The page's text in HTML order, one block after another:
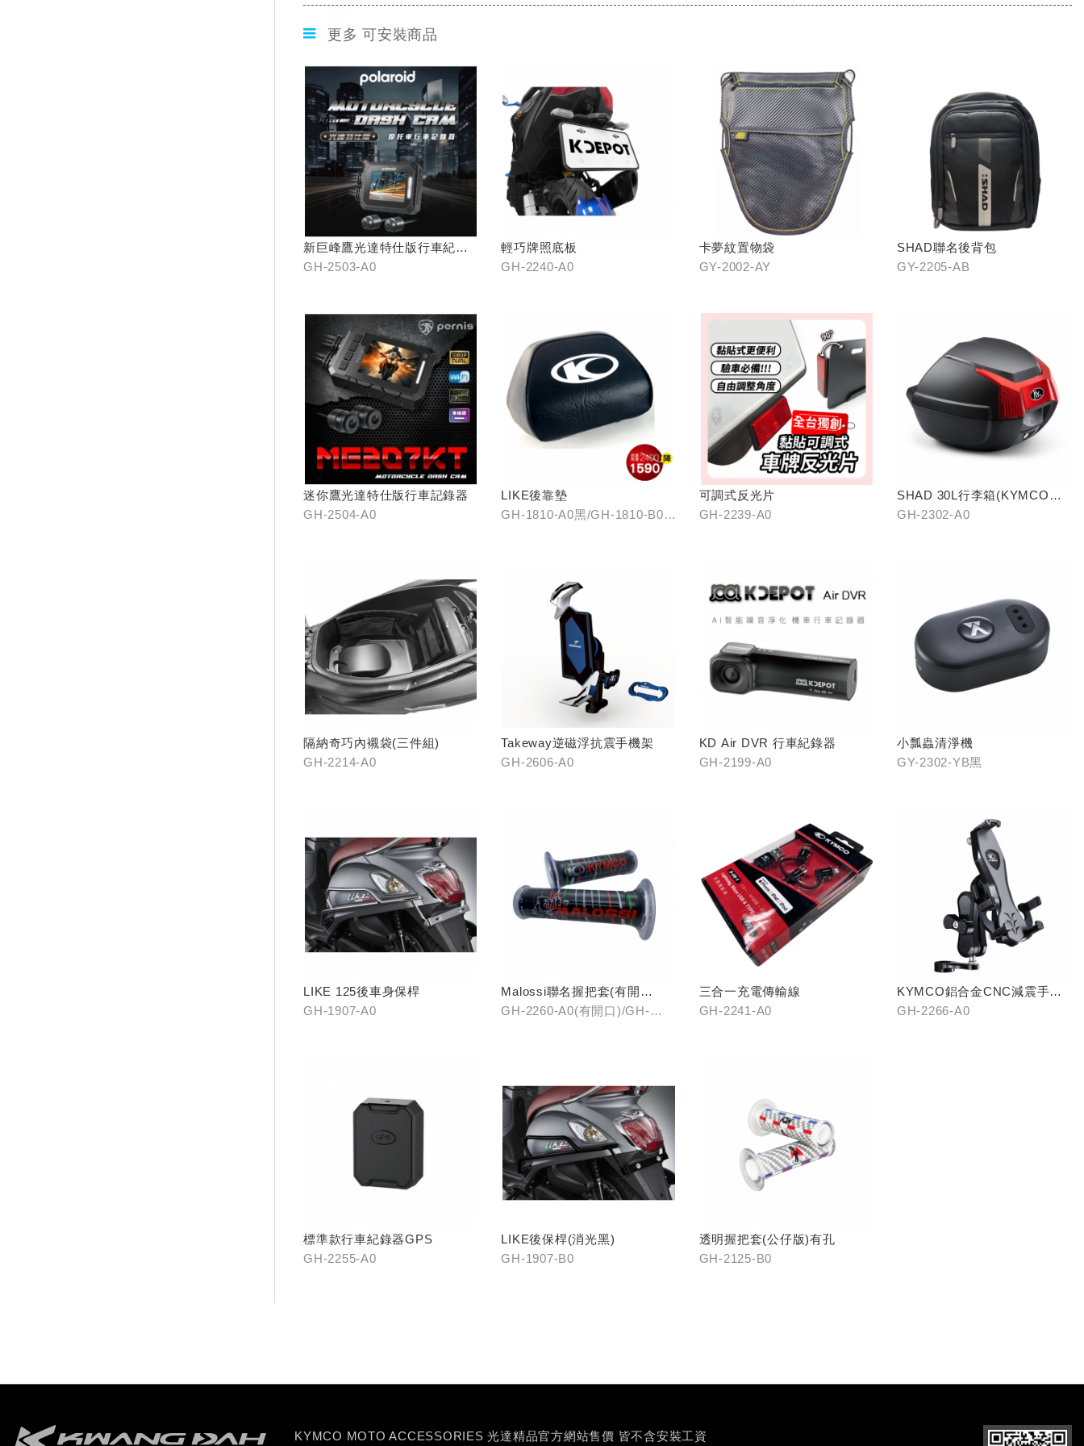
更多 可安裝商品
新巨峰鷹光達特仕版行車紀錄
器
GH-2503-A0
輕巧牌照底板
GH-2240-A0
卡夢紋置物袋
GY-2002-AY
SHAD聯名後背包
GY-2205-AB
迷你鷹光達特仕版行車記錄器
GH-2504-A0
LIKE後靠墊
GH-1810-A0黑/GH-1810-B0
可調式反光片
GH-2239-A0
SHAD 30L行李箱(KYMCO專
屬款)
GH-2302-A0
隔納奇巧內襯袋(三件組)
GH-2214-A0
Takeway逆磁浮抗震手機架
GH-2606-A0
KD Air DVR 行車紀錄器
GH-2199-A0
小瓢蟲清淨機
GY-2302-YB黑
LIKE 125後車身保桿
GH-1907-A0
Malossi聯名握把套(有開
口)/(無開口)
GH-2260-A0(有開口)/GH-
三合一充電傳輸線
GH-2241-A0
KYMCO鋁合金CNC減震手機
架
GH-2266-A0
標準款行車紀錄器GPS
GH-2255-A0
LIKE後保桿(消光黑)
GH-1907-B0
透明握把套(公仔版)有孔
GH-2125-B0
KYMCO MOTO ACCESSORIES 光達精品官方網站售價 皆不含安裝工資